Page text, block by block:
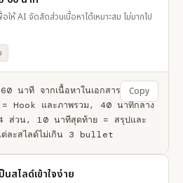
อให้ AI จัดสัดส่วนเนื้อหาได้เหมาะสม ไม่มากไป
นาที จากเนื้อหาในเอกสารนี้ โดย
= Hook และภาพรวม, 40 นาทีกลาง
ส่วน, 10 นาทีสุดท้าย = สรุปและ
ต่ละสไลด์ไม่เกิน 3 bullet
Copy
สไลด์เข้าใจง่าย